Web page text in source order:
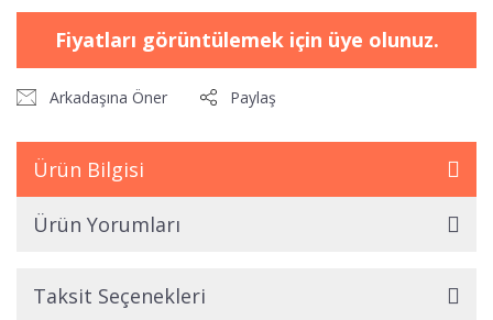
Fiyatları görüntülemek için üye olunuz.
Arkadaşına Öner Paylaş
Ürün Bilgisi
Ürün Yorumları
Taksit Seçenekleri